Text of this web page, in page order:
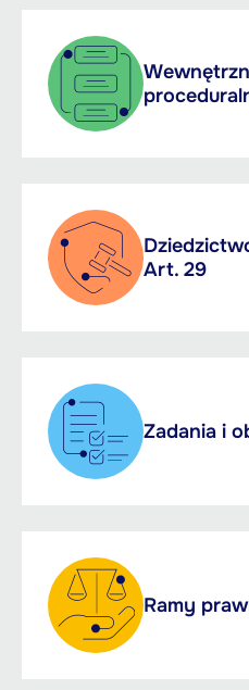
Art. 29
Zadania i
Ramy